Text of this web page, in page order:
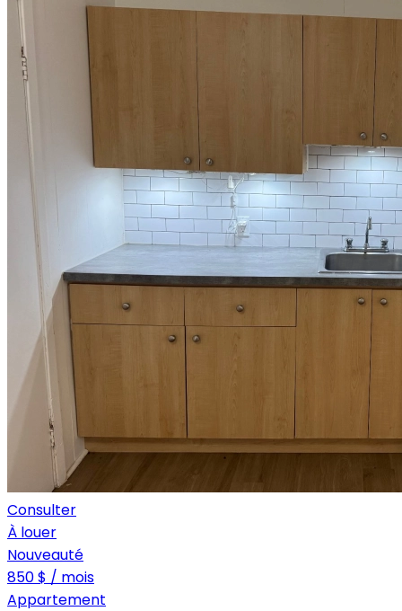
Consulter
À louer
Nouveauté
850 $ / mois
Appartement